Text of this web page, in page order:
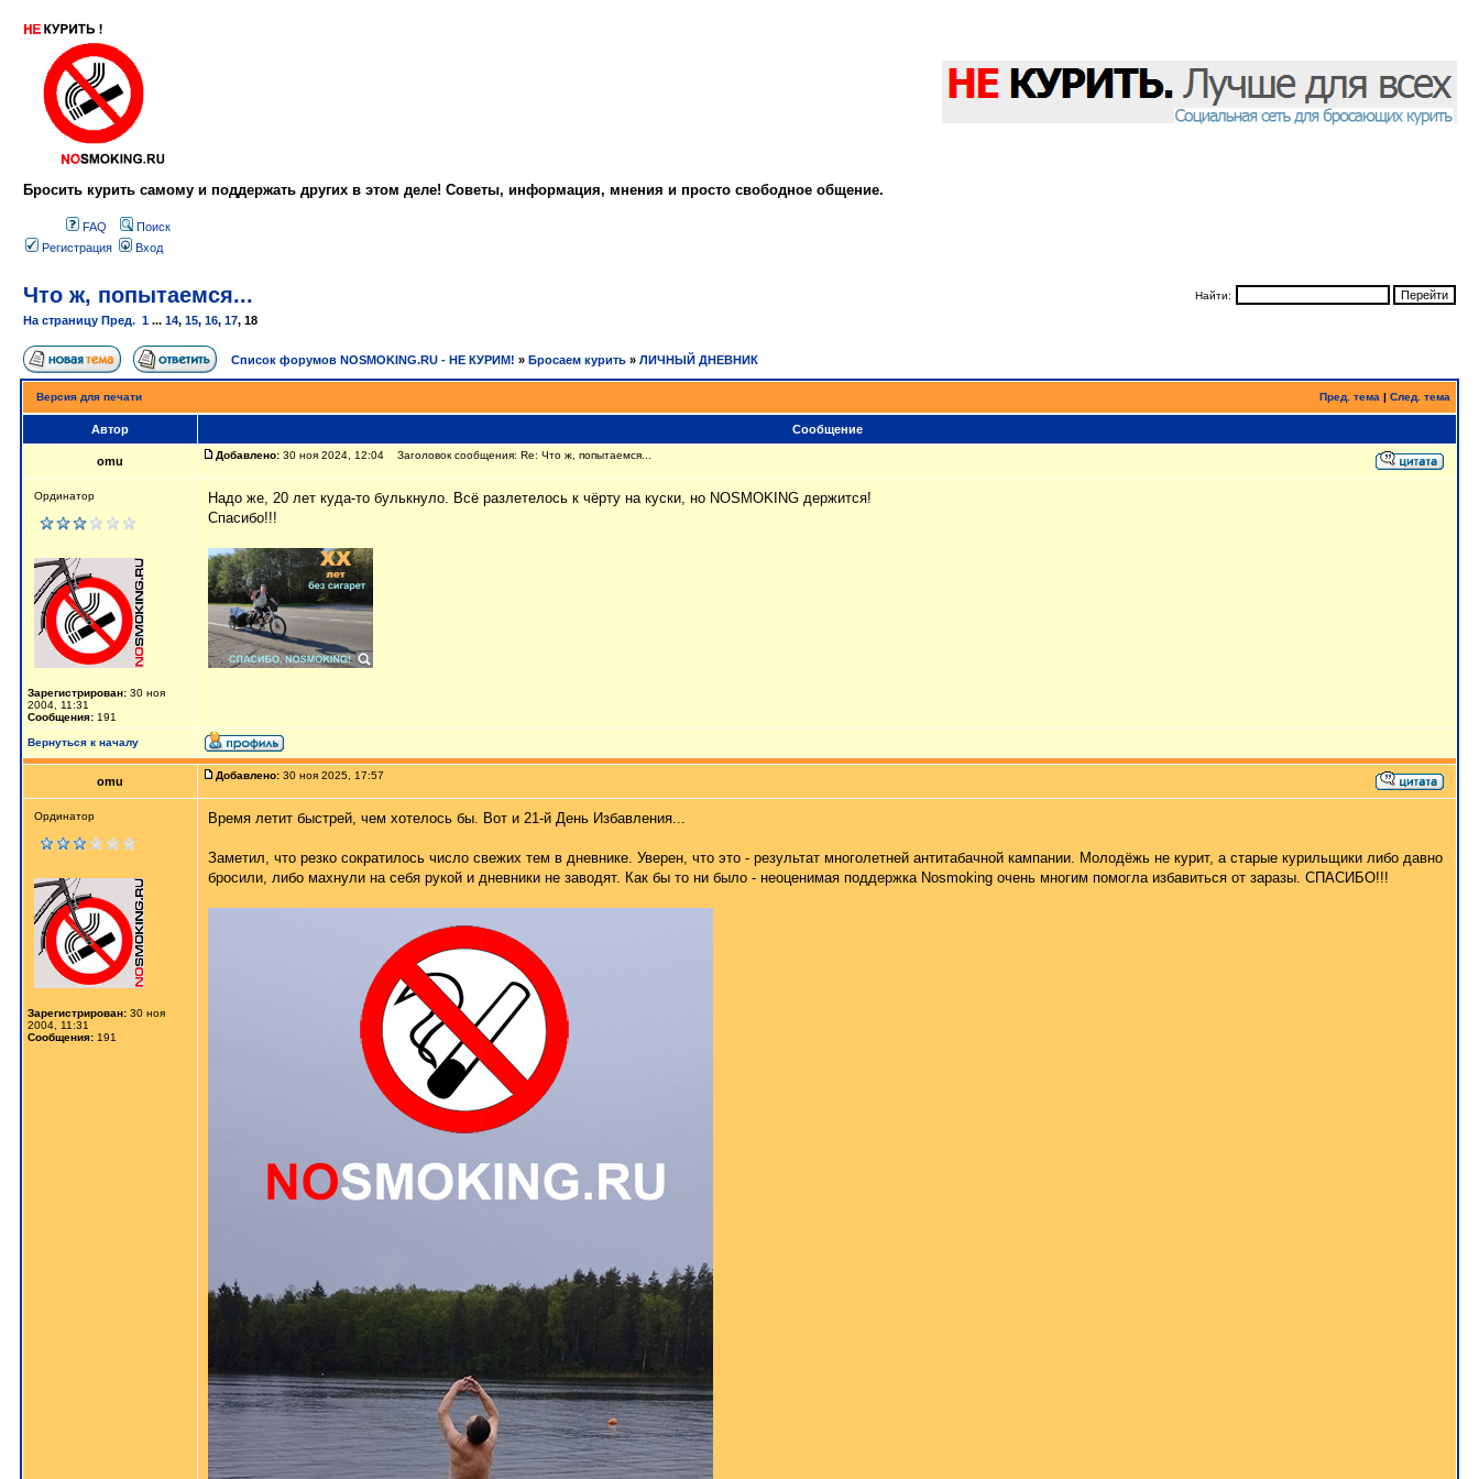
Бросить курить самому и поддержать других в этом деле! Советы, информация, мнения и просто свободное общение.
FAQ
Поиск
Регистрация
Вход
Что ж, попытаемся...
На страницу Пред. 1 ... 14, 15, 16, 17, 18
Найти:
Список форумов NOSMOKING.RU - НЕ КУРИМ! » Бросаем курить » ЛИЧНЫЙ ДНЕВНИК
Версия для печати Пред. тема | След. тема
Автор Сообщение
omu Добавлено: 30 ноя 2024, 12:04 Заголовок сообщения: Re: Что ж, попытаемся...
Ординатор
Зарегистрирован: 30 ноя
2004, 11:31
Сообщения: 191
Надо же, 20 лет куда-то булькнуло. Всё разлетелось к чёрту на куски, но NOSMOKING держится!
Спасибо!!!
Вернуться к началу
omu Добавлено: 30 ноя 2025, 17:57
Ординатор
Зарегистрирован: 30 ноя
2004, 11:31
Сообщения: 191
Время летит быстрей, чем хотелось бы. Вот и 21-й День Избавления...
Заметил, что резко сократилось число свежих тем в дневнике. Уверен, что это - результат многолетней антитабачной кампании. Молодёжь не курит, а старые курильщики либо давно
бросили, либо махнули на себя рукой и дневники не заводят. Как бы то ни было - неоценимая поддержка Nosmoking очень многим помогла избавиться от заразы. СПАСИБО!!!